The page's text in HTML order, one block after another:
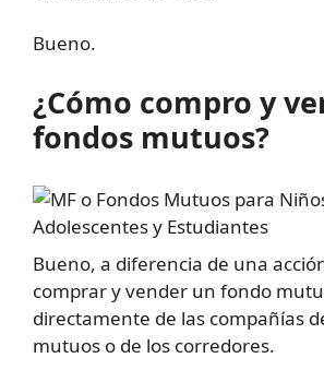
Bueno.
¿Cómo compro y
fondos mutuos?
Bueno, a diferencia de una
comprar y vender un fondo
directamente de las compañías
mutuos o de los corredores.